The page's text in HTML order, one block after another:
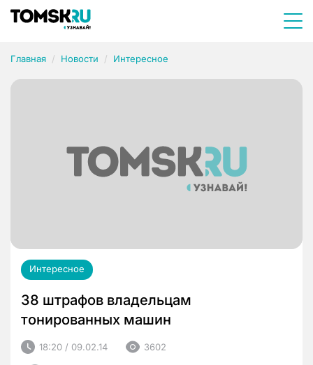
Главная Новости Интересное
Интересное
38 штрафов владельцам
тонированных машин
18:20 / 09.02.14 3602